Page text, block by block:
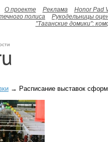
О проекте Реклама Honor Pad
полиса Рукодельницы
"Таганские домики":
→ Расписание выставок